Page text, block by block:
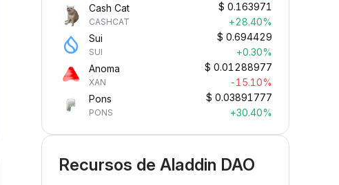
Cash Cat
CASHCAT
$ 0.163971
+28.40%
Sui
SUI
$ 0.694429
+0.30%
Anoma
XAN
$ 0.01288977
-15.10%
Pons
PONS
$ 0.03891777
+30.40%
Recursos de Aladdin DAO